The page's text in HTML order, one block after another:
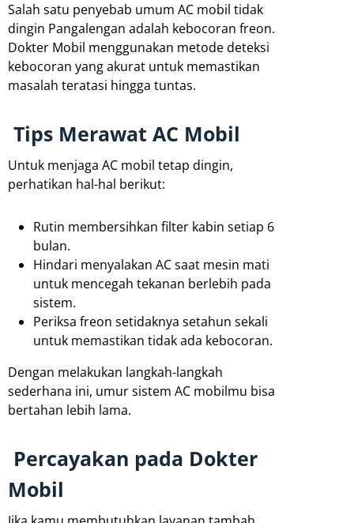
Salah satu penyebab umum AC mobil tidak
dingin Pangalengan adalah kebocoran freon.
Dokter Mobil menggunakan metode deteksi
kebocoran yang akurat untuk memastikan
masalah teratasi hingga tuntas.
Tips Merawat AC Mobil
Untuk menjaga AC mobil tetap dingin,
perhatikan hal-hal berikut:
Rutin membersihkan filter kabin setiap 6
bulan.
Hindari menyalakan AC saat mesin mati
untuk mencegah tekanan berlebih pada
sistem.
Periksa freon setidaknya setahun sekali
untuk memastikan tidak ada kebocoran.
Dengan melakukan langkah-langkah
sederhana ini, umur sistem AC mobilmu bisa
bertahan lebih lama.
Percayakan pada Dokter
Mobil